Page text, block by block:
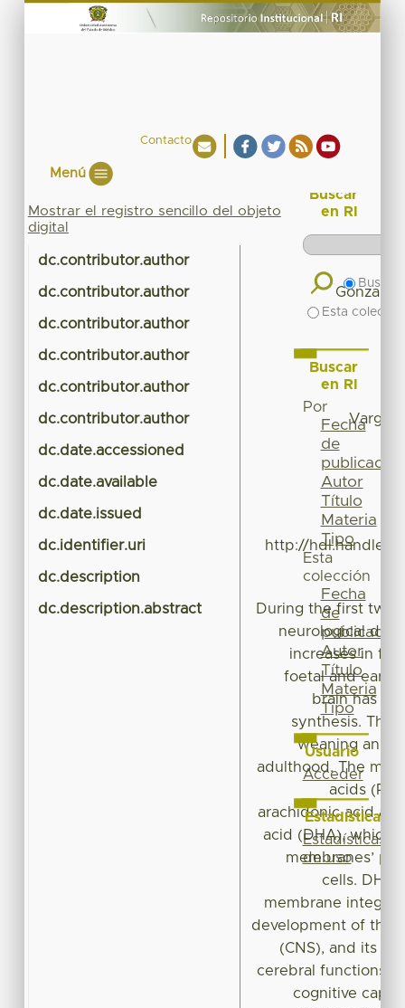
Contacto
Menú
Mostrar el registro sencillo del objeto
digital
dc.contributor.author
dc.contributor.author
dc.contributor.author
dc.contributor.author
dc.contributor.author
dc.contributor.author
dc.date.accessioned
dc.date.available
dc.date.issued
dc.identifier.uri http://
dc.description
dc.description.abstract
During the first two
neurological
increases in
foetal and early
brain has a
synthesis. This
weaning and
adulthood. The
acids
arachidonic acid
acid (DHA), which
membranes’
cells. DHA
membrane
development of the
(CNS), and its
cerebral functions
cognitive
Buscar
en RI
Buscar
Esta
Buscar
en RI
Por
Fecha
de
publicación
Autor
Título
Materia
Tipo
Esta
colección
Fecha
de
publicación
Autor
Título
Materia
Tipo
Usuario
Acceder
Estadísticas
Estadísticas
de uso